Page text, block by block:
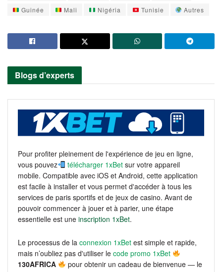
Guinée
Mali Nigéria Tunisie Autres
Blogs d’experts
Pour profiter pleinement de l'expérience de jeu en ligne,
vous pouvez
télécharger 1xBet sur votre appareil
mobile. Compatible avec iOS et Android, cette application
est facile à installer et vous permet d'accéder à tous les
services de paris sportifs et de jeux de casino. Avant de
pouvoir commencer à jouer et à parier, une étape
essentielle est une inscription 1xBet.
Le processus de la connexion 1xBet est simple et rapide,
mais n’oubliez pas d'utiliser le code promo 1xBet
130AFRICA
pour obtenir un cadeau de bienvenue — le